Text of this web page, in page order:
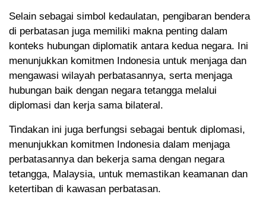
Selain sebagai simbol kedaulatan, pengibaran bendera
di perbatasan juga memiliki makna penting dalam
konteks hubungan diplomatik antara kedua negara. Ini
menunjukkan komitmen Indonesia untuk menjaga dan
mengawasi wilayah perbatasannya, serta menjaga
hubungan baik dengan negara tetangga melalui
diplomasi dan kerja sama bilateral.
Tindakan ini juga berfungsi sebagai bentuk diplomasi,
menunjukkan komitmen Indonesia dalam menjaga
perbatasannya dan bekerja sama dengan negara
tetangga, Malaysia, untuk memastikan keamanan dan
ketertiban di kawasan perbatasan.